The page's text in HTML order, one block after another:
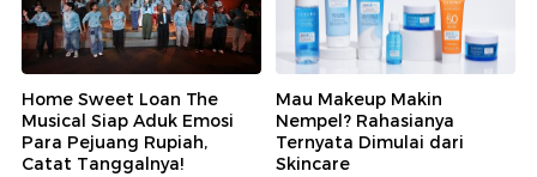
Home Sweet Loan The
Musical Siap Aduk Emosi
Para Pejuang Rupiah,
Catat Tanggalnya!
Mau Makeup Makin
Nempel? Rahasianya
Ternyata Dimulai dari
Skincare